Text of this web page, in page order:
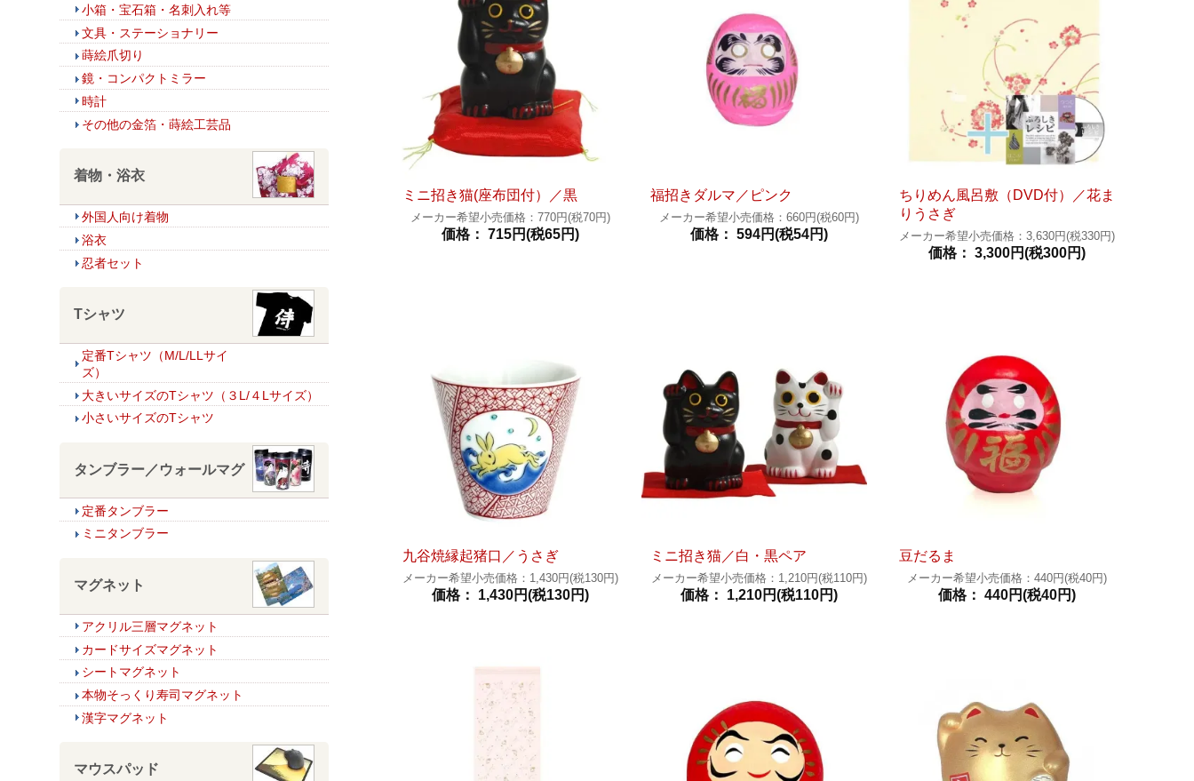
ミニ招き猫(座布団付）／黒
メーカー希望小売価格：770円(税70円)
価格： 715円(税65円)
福招きダルマ／ピンク
メーカー希望小売価格：660円(税60円)
価格： 594円(税54円)
ちりめん風呂敷（DVD付）／花ま
りうさぎ
メーカー希望小売価格：3,630円(税330円)
価格： 3,300円(税300円)
九谷焼縁起猪口／うさぎ
メーカー希望小売価格：1,430円(税130円)
価格： 1,430円(税130円)
ミニ招き猫／白・黒ペア
メーカー希望小売価格：1,210円(税110円)
価格： 1,210円(税110円)
豆だるま
メーカー希望小売価格：440円(税40円)
価格： 440円(税40円)
小箱・宝石箱・名刺入れ等
文具・ステーショナリー
蒔絵爪切り
鏡・コンパクトミラー
時計
その他の金箔・蒔絵工芸品
着物・浴衣
外国人向け着物
浴衣
忍者セット
Tシャツ
定番Tシャツ（M/L/LLサイ
ズ）
大きいサイズのTシャツ（３L/４Lサイズ）
小さいサイズのTシャツ
タンブラー／ウォールマグ
定番タンブラー
ミニタンブラー
マグネット
アクリル三層マグネット
カードサイズマグネット
シートマグネット
本物そっくり寿司マグネット
漢字マグネット
マウスパッド